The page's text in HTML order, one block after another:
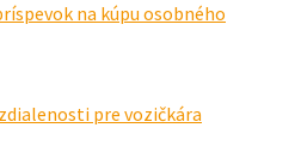
na kúpu osobného
pre vozičkára